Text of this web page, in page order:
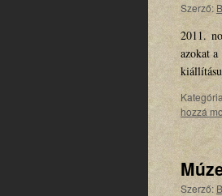
Szerző:
2011.
azokat
hozzá
Szerző: